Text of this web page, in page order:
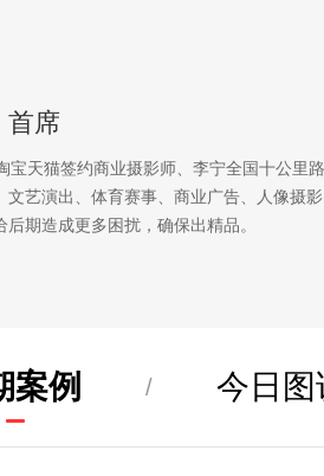
首席
宝天猫签约商业摄影师、李宁全国十公里
文艺演出、体育赛事、商业广告、人像摄
期造成更多困扰，确保出精品。
案例 / 今日图